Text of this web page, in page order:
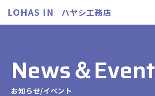
LOHAS IN ハヤシ工務店
News＆Event
お知らせ/イベント